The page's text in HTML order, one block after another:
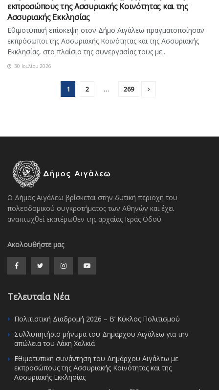
εκπροσώπους της Ασσυριακής Κοινότητας και της
Ασσυριακής Εκκλησίας
Εθιμοτυπική επίσκεψη στον Δήμο Αιγάλεω πραγματοποίησαν
εκπρόσωποι της Ασσυριακής Κοινότητας και της Ασσυριακής
Εκκλησίας, στο πλαίσιο της συνεργασίας τους με...
30 Ιουλίου 2026
1 2 … 269
Ο Δήμος Αιγάλεω βρίσκεται στην δυτική περιοχή του
πολεοδομικού συγκροτήματος των Αθηνών και έχει
αναπτυχθεί εκατέρωθεν της αρχαίας Ιεράς Οδού.
Ακολουθήστε μας
Τελευταία Νέα
Πολιτιστική Διαδρομή 2026 – Β’ Κύκλος Πολιτισμού
Συλλυπητήριο μήνυμα του Δημάρχου Αιγάλεω για την
απώλεια του Λάκη Χαλκιά
Εθιμοτυπική συνάντηση του Δημάρχου Αιγάλεω με
εκπροσώπους της Ασσυριακής Κοινότητας και της
Ασσυριακής Εκκλησίας